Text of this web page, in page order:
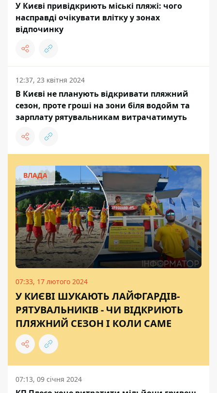
У Києві привідкриють міські пляжі: чого
насправді очікувати влітку у зонах
відпочинку
12:37, 23 квітня 2024
В Києві не планують відкривати пляжний
сезон, проте гроші на зони біля водойм та
зарплату рятувальникам витрачатимуть
ВЛАДА
07:33, 17 лютого 2024
У КИЄВІ ШУКАЮТЬ ЛАЙФГАРДІВ-
РЯТУВАЛЬНИКІВ - ЧИ ВІДКРИЮТЬ
ПЛЯЖНИЙ СЕЗОН І КОЛИ САМЕ
07:13, 09 січня 2024